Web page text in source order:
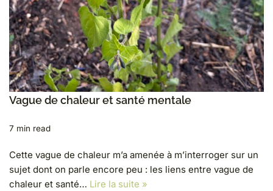
Vague de chaleur et santé mentale
7 min read
Cette vague de chaleur m’a amenée à m’interroger sur un
sujet dont on parle encore peu : les liens entre vague de
chaleur et santé… Lire la suite »